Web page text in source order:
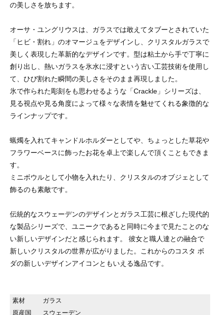
の美しさを放ちます。
オーサ・ユングリウスは、ガラスでは敢えてタブーとされていた
「ヒビ・割れ」のオマージュをデザインし、クリスタルガラスで
美しく表現した革新的なデザインです。型は粘土から手で丁寧に
創り出し、熱いガラスを氷水に浸すという古い工芸技術を使用し
て、ひび割れた瞬間の美しさをそのまま再現しました。
氷で作られた彫刻をも思わせるような「Crackle」シリーズは、
見る視点や見る角度によって様々な表情を魅せてくれる象徴的な
ラインナップです。
蝋燭を入れてキャンドルホルダーとしてや、ちょっとした草花や
フラワーベースに飾ったお花を卓上で楽しんで頂くこともできま
す。
ミニボウルとして小物を入れたり、クリスタルのオブジェとして
飾るのも素敵です。
伝統的なスウェーデンのデザインとガラス工芸に根ざした現代的
な製品シリーズで、ユニークであると同時に今まで見たことのな
い新しいデザインだと感じられます。 彼女と職人達との融合で
新しいクリスタルの世界が広がりました。これからのコスタ ボ
ダの新しいデザインアイコンともいえる逸品です。
素材
ガラス
原産国
スウェーデン